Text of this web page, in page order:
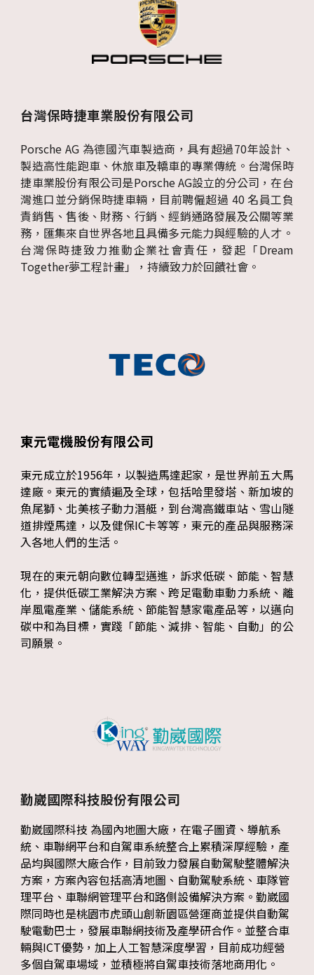
台灣保時捷車業股份有限公司
Porsche AG 為德國汽車製造商，具有超過70年設計、
製造高性能跑車、休旅車及轎車的專業傳統。台灣保時
捷車業股份有限公司是Porsche AG設立的分公司，在台
灣進口並分銷保時捷車輛，目前聘僱超過 40 名員工負
責銷售、售後、財務、行銷、經銷通路發展及公關等業
務，匯集來自世界各地且具備多元能力與經驗的人才。
台灣保時捷致力推動企業社會責任，發起「Dream
Together夢工程計畫」，持續致力於回饋社會。
東元電機股份有限公司
東元成立於1956年，以製造馬達起家，是世界前五大馬
達廠。東元的實績遍及全球，包括哈里發塔、新加坡的
魚尾獅、北美核子動力潛艇，到台灣高鐵車站、雪山隧
道排煙馬達，以及健保IC卡等等，東元的產品與服務深
入各地人們的生活。
現在的東元朝向數位轉型邁進，訴求低碳、節能、智慧
化，提供低碳工業解決方案、跨足電動車動力系統、離
岸風電產業、儲能系統、節能智慧家電產品等，以邁向
碳中和為目標，實踐「節能、減排、智能、自動」的公
司願景。
勤崴國際科技股份有限公司
勤崴國際科技 為國內地圖大廠，在電子圖資、導航系
統、車聯網平台和自駕車系統整合上累積深厚經驗，產
品均與國際大廠合作，目前致力發展自動駕駛整體解決
方案，方案內容包括高清地圖、自動駕駛系統、車隊管
理平台、車聯網管理平台和路側設備解決方案。勤崴國
際同時也是桃園市虎頭山創新園區營運商並提供自動駕
駛電動巴士，發展車聯網技術及產學研合作。並整合車
輛與ICT優勢，加上人工智慧深度學習，目前成功經營
多個自駕車場域，並積極將自駕車技術落地商用化。